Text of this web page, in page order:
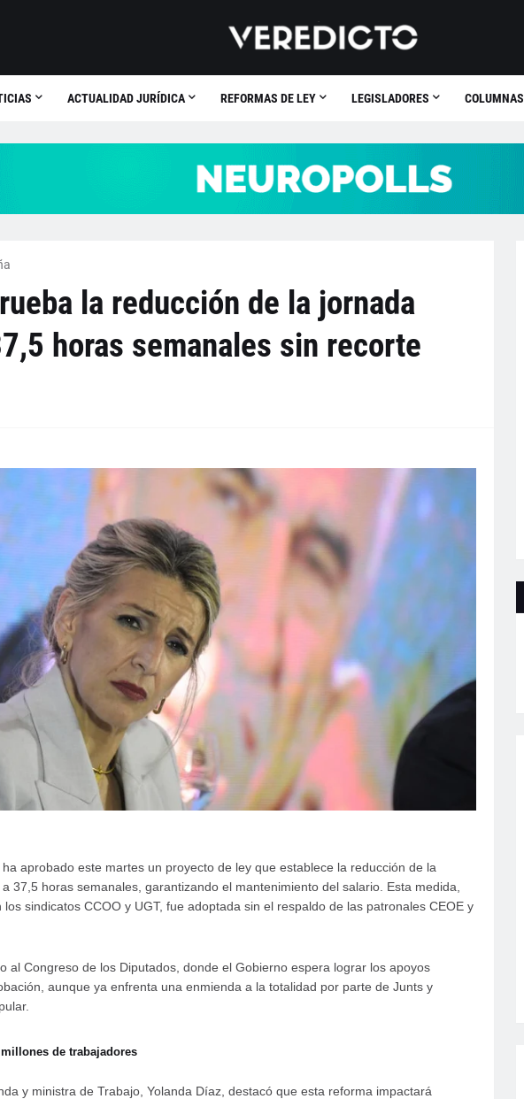
ACTUALIDAD JURÍDICA REFORMAS DE LEY LEGISLADORES COLUMNAS
la reducción de la jornada
horas semanales sin recorte
aprobado este martes un proyecto de ley que establece la reducción de la
37,5 horas semanales, garantizando el mantenimiento del salario. Esta medida,
sindicatos CCOO y UGT, fue adoptada sin el respaldo de las patronales CEOE y
al Congreso de los Diputados, donde el Gobierno espera lograr los apoyos
aunque ya enfrenta una enmienda a la totalidad por parte de Junts y
de trabajadores
y ministra de Trabajo, Yolanda Díaz, destacó que esta reforma impactará